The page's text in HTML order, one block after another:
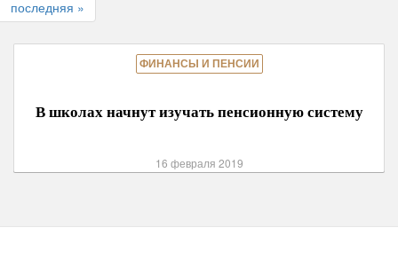
последняя »
ФИНАНСЫ И ПЕНСИИ
В школах начнут изучать пенсионную систему
16 февраля 2019